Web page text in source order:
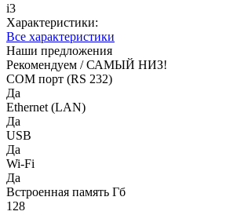
i3
Характеристики:
Все характеристики
Наши предложения
Рекомендуем / САМЫЙ НИЗ!
COM порт (RS 232)
Да
Ethernet (LAN)
Да
USB
Да
Wi-Fi
Да
Встроенная память Гб
128